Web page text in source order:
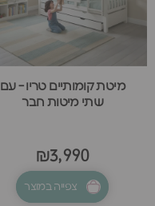
מיטת קומותיים טריו - עם
שתי מיטות חבר
₪3,990
צפייה במוצר